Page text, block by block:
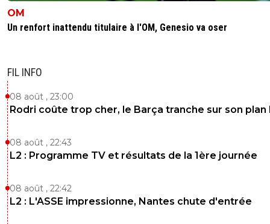
OM
Un renfort inattendu titulaire à l'OM, Genesio va oser
FIL INFO
08 août , 23:00
Rodri coûte trop cher, le Barça tranche sur son plan
08 août , 22:43
L2 : Programme TV et résultats de la 1ère journée
08 août , 22:42
L2 : L'ASSE impressionne, Nantes chute d'entrée